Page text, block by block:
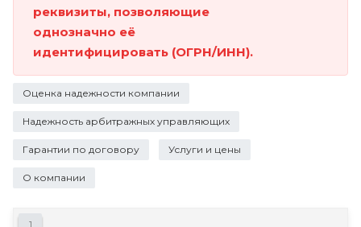
реквизиты, позволяющие
однозначно её
идентифицировать (ОГРН/ИНН).
Оценка надежности компании
Надежность арбитражных управляющих
Гарантии по договору Услуги и цены
О компании
1